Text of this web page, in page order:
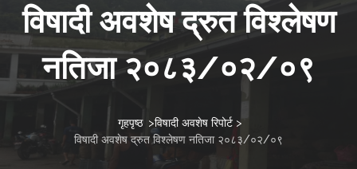
विषादी अवशेष द्रुत विश्लेषण
नतिजा २०८३/०२/०९
गृहपृष्ठ >विषादी अवशेष रिपोर्ट>
विषादी अवशेष द्रुत विश्लेषण नतिजा २०८३/०२/०९